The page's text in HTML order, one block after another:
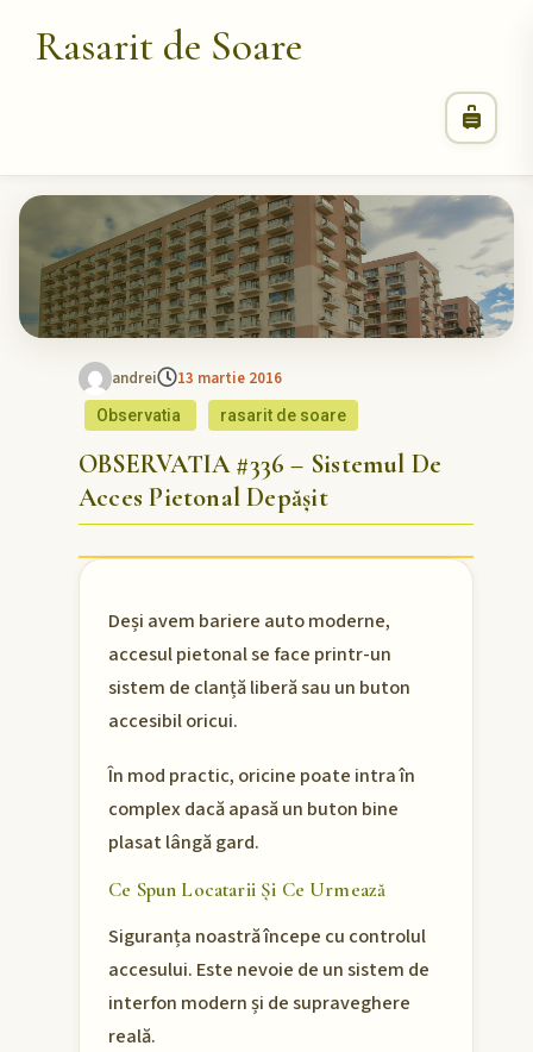
Rasarit de Soare
andrei 13 martie 2016
Observatia rasarit de soare
OBSERVATIA #336 – Sistemul De
Acces Pietonal Depășit
Deși avem bariere auto moderne,
accesul pietonal se face printr-un
sistem de clanță liberă sau un buton
accesibil oricui.
În mod practic, oricine poate intra în
complex dacă apasă un buton bine
plasat lângă gard.
Ce Spun Locatarii Și Ce Urmează
Siguranța noastră începe cu controlul
accesului. Este nevoie de un sistem de
interfon modern și de supraveghere
reală.